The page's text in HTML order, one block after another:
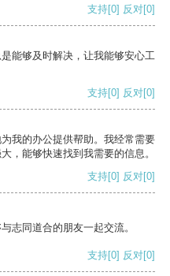
支持[0] 反对[0]
能够及时解决，让我能够安心工
支持[0] 反对[0]
我的办公提供帮助。我经常需要
，能够快速找到我需要的信息。
支持[0] 反对[0]
志同道合的朋友一起交流。
支持[0] 反对[0]